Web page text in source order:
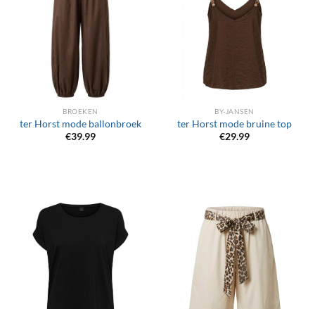
BROEKEN
ter Horst mode ballonbroek
€39.99
BY-JANSEN
ter Horst mode bruine top
€29.99